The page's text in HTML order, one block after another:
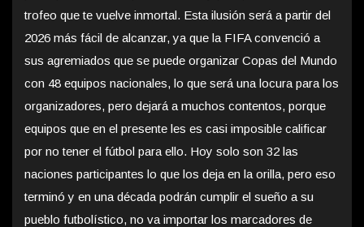
trofeo que te vuelve inmortal. Esta ilusión será a partir del
2026 más fácil de alcanzar, ya que la FIFA convenció a
sus agremiados que se puede organizar Copas del Mundo
con 48 equipos nacionales, lo que será una locura para los
organizadores, pero dejará a muchos contentos, porque
equipos que en el presente les es casi imposible calificar
por no tener el fútbol para ello. Hoy solo son 32 las
naciones participantes lo que los deja en la orilla, pero eso
terminó y en una década podrán cumplir el sueño a su
pueblo futbolístico, no va importar los marcadores de